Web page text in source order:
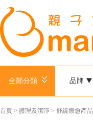
全部分類 品牌
首頁 > 護理及潔淨 > 舒緩療愈產品